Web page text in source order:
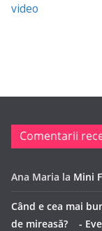
video
Comentarii
Ana Maria la Mini
Când e cea mai
de mireasă? -